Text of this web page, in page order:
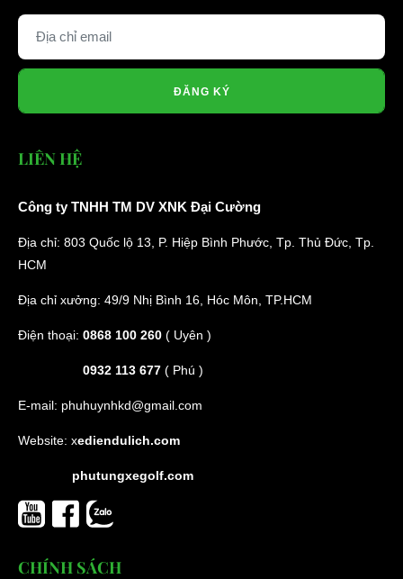
ĐĂNG KÝ
LIÊN HỆ
Công ty TNHH TM DV XNK Đại Cường
Địa chỉ: 803 Quốc lộ 13, P. Hiệp Bình Phước, Tp. Thủ Đức, Tp.
HCM
Địa chỉ xưởng: 49/9 Nhị Bình 16, Hóc Môn, TP.HCM
Điện thoại: 0868 100 260 ( Uyên )
0932 113 677 ( Phú )
E-mail: phuhuynhkd@gmail.com
Website: xediendulich.com
phutungxegolf.com
CHÍNH SÁCH